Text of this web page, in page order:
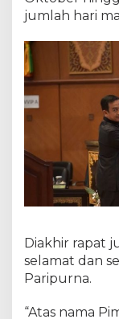
jumlah hari
Diakhir rapat
selamat dan
Paripurna.
“Atas nama